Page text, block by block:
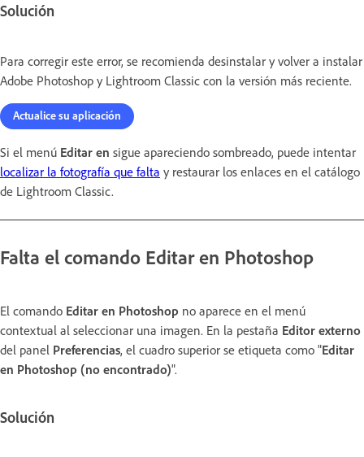
Solución
Para corregir este error, se recomienda desinstalar y volver a instalar
Adobe Photoshop y Lightroom Classic con la versión más reciente.
Actualice su aplicación
Si el menú Editar en sigue apareciendo sombreado, puede intentar
localizar la fotografía que falta y restaurar los enlaces en el catálogo
de Lightroom Classic.
Falta el comando Editar en Photoshop
El comando Editar en Photoshop no aparece en el menú
contextual al seleccionar una imagen. En la pestaña Editor externo
del panel Preferencias, el cuadro superior se etiqueta como "Editar
en Photoshop (no encontrado)".
Solución